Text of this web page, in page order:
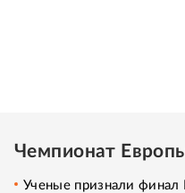
Чемпионат
Ученые признали